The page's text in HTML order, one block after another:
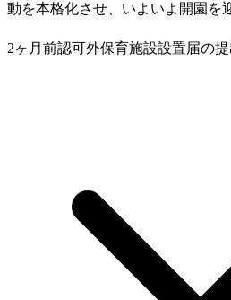
動を本格化させ、いよいよ開園を
2ヶ月前認可外保育施設設置届の